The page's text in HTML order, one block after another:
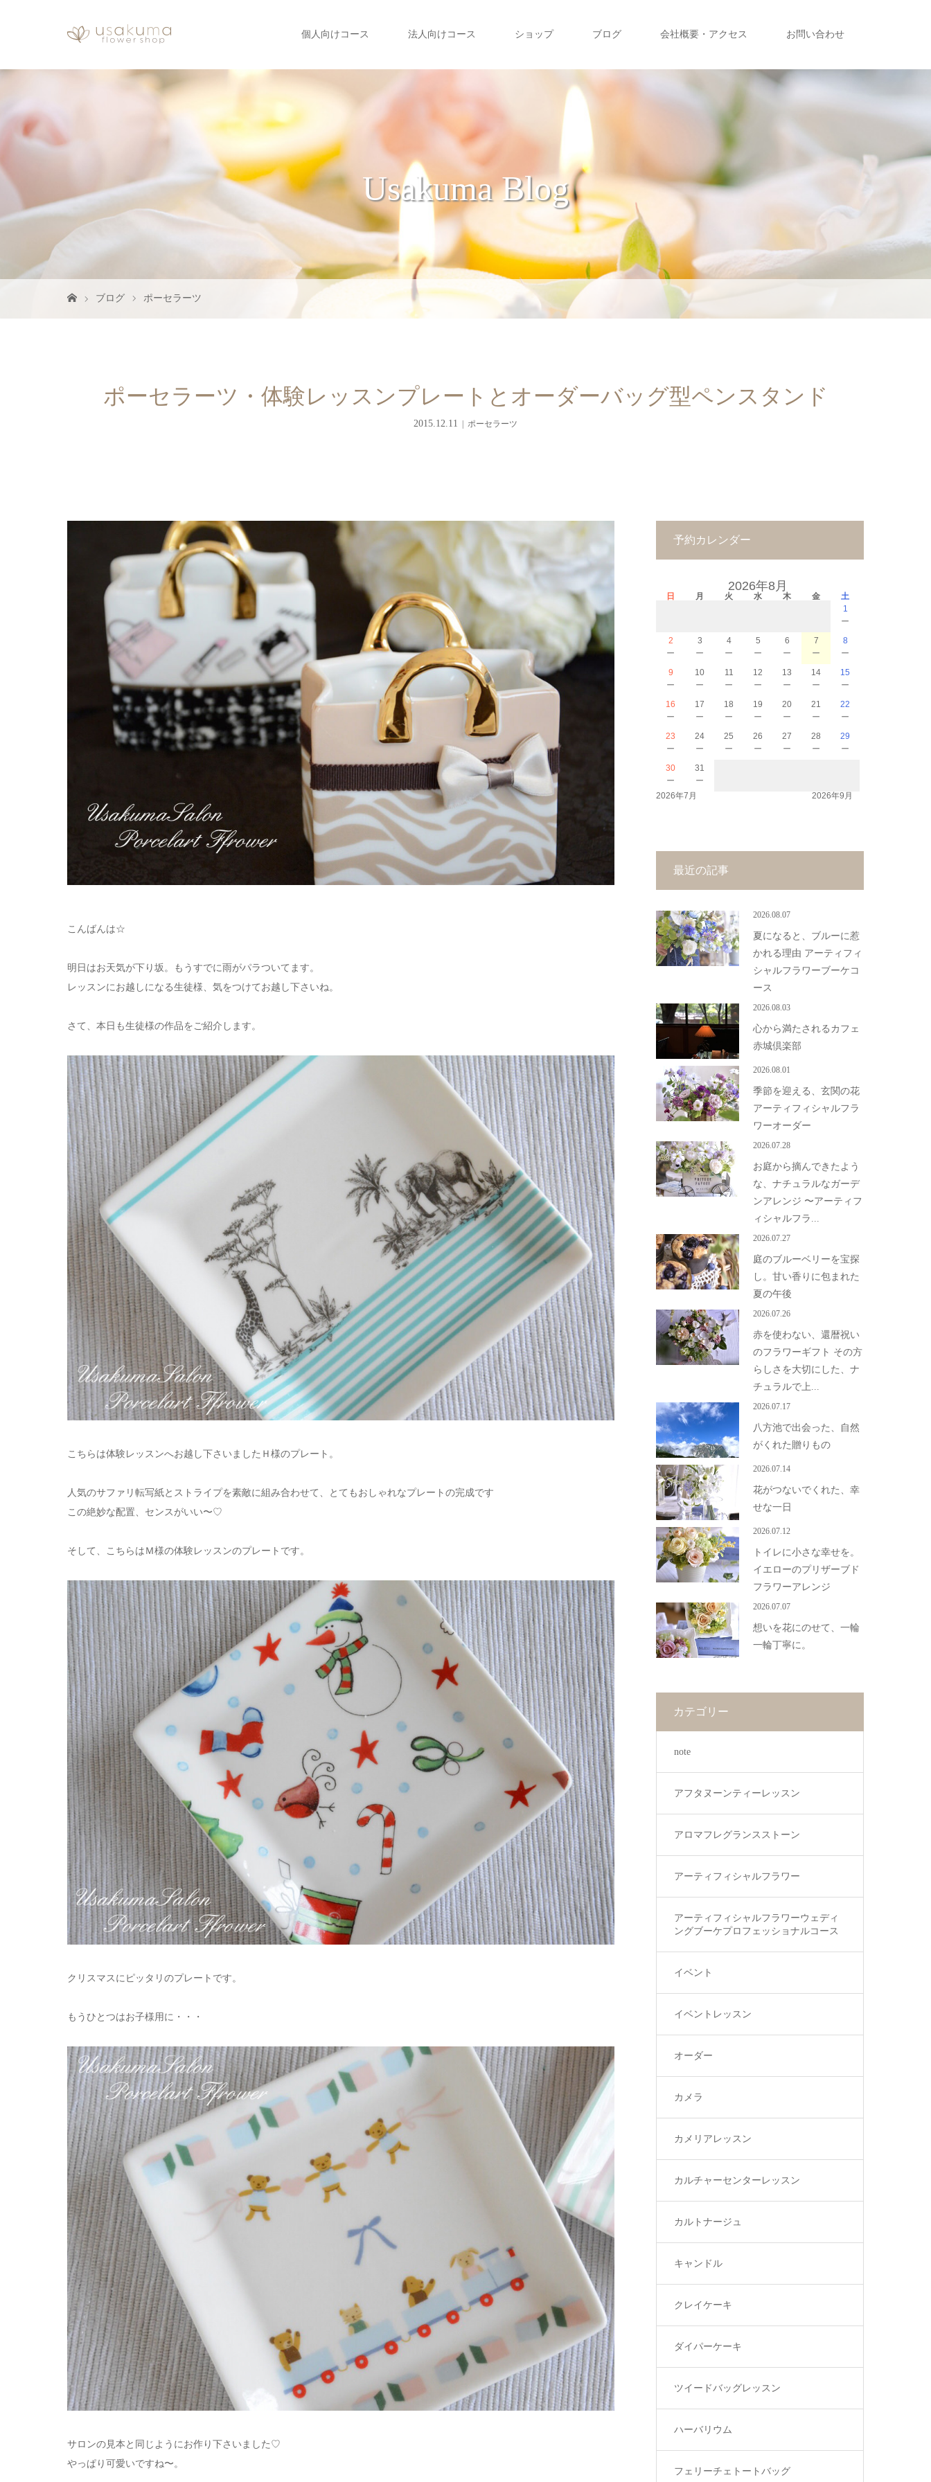
個人向けコース 法人向けコース ショップ ブログ 会社概要・アクセス お問い合わせ
Usakuma Blog
ブログ ポーセラーツ
ポーセラーツ・体験レッスンプレートとオーダーバッグ型ペンスタンド
2015.12.11 ポーセラーツ
こんばんは☆
明日はお天気が下り坂。もうすでに雨がパラついてます。
レッスンにお越しになる生徒様、気をつけてお越し下さいね。
さて、本日も生徒様の作品をご紹介します。
こちらは体験レッスンへお越し下さいましたＨ様のプレート。
人気のサファリ転写紙とストライプを素敵に組み合わせて、とてもおしゃれなプレートの完成です
この絶妙な配置、センスがいい〜♡
そして、こちらはＭ様の体験レッスンのプレートです。
クリスマスにピッタリのプレートです。
もうひとつはお子様用に・・・
サロンの見本と同じようにお作り下さいました♡
やっぱり可愛いですね〜。
予約カレンダー
2026年8月
日 月 火 水 木 金
土
1
－
2
－
3
－
4
－
5
－
6
－
7
－
8
－
9
－
10
－
11
－
12
－
13
－
14
－
15
－
16
－
17
－
18
－
19
－
20
－
21
－
22
－
23
－
24
－
25
－
26
－
27
－
28
－
29
－
30
－
31
－
2026年7月 2026年9月
最近の記事
2026.08.07
夏になると、ブルーに惹
かれる理由 アーティフィ
シャルフラワーブーケコ
ース
2026.08.03
心から満たされるカフェ
赤城倶楽部
2026.08.01
季節を迎える、玄関の花
アーティフィシャルフラ
ワーオーダー
2026.07.28
お庭から摘んできたよう
な、ナチュラルなガーデ
ンアレンジ 〜アーティフ
ィシャルフラ...
2026.07.27
庭のブルーベリーを宝探
し。甘い香りに包まれた
夏の午後
2026.07.26
赤を使わない、還暦祝い
のフラワーギフト その方
らしさを大切にした、ナ
チュラルで上...
2026.07.17
八方池で出会った、自然
がくれた贈りもの
2026.07.14
花がつないでくれた、幸
せな一日
2026.07.12
トイレに小さな幸せを。
イエローのプリザーブド
フラワーアレンジ
2026.07.07
想いを花にのせて、一輪
一輪丁寧に。
カテゴリー
note
アフタヌーンティーレッスン
アロマフレグランスストーン
アーティフィシャルフラワー
アーティフィシャルフラワーウェディ
ングブーケプロフェッショナルコース
イベント
イベントレッスン
オーダー
カメラ
カメリアレッスン
カルチャーセンターレッスン
カルトナージュ
キャンドル
クレイケーキ
ダイパーケーキ
ツイードバッグレッスン
ハーバリウム
フェリーチェトートバッグ